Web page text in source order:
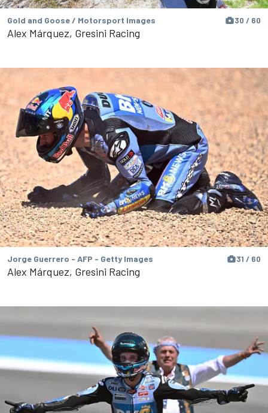
Gold and Goose / Motorsport Images 30 / 60
Alex Márquez, Gresini Racing
Jorge Guerrero - AFP - Getty Images 31 / 60
Alex Márquez, Gresini Racing